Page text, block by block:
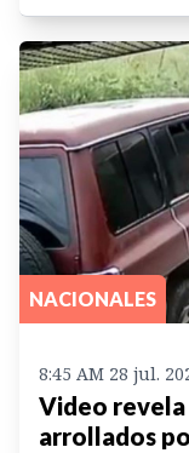
NACIONALES
8:45 AM 28 jul.
Video revela
arrollados